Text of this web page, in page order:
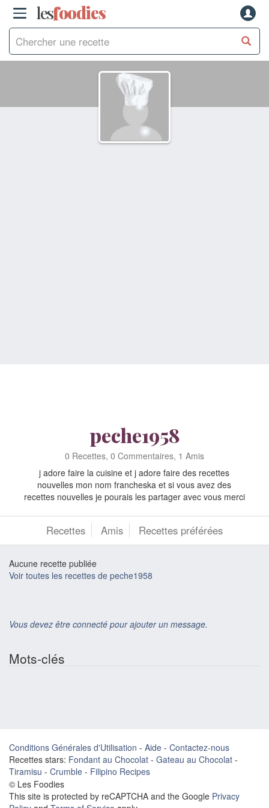
lesfoodies
peche1958
0 Recettes, 0 Commentaires, 1 Amis
j adore faire la cuisine et j adore faire des recettes
nouvelles mon nom francheska et si vous avez des
recettes nouvelles je pourais les partager avec vous merci
Recettes Amis Recettes préférées
Aucune recette publiée
Voir toutes les recettes de peche1958
Vous devez être connecté pour ajouter un message.
Mots-clés
Conditions Générales d'Utilisation - Aide - Contactez-nous
Recettes stars: Fondant au Chocolat - Gateau au Chocolat -
Tiramisu - Crumble - Filipino Recipes
© Les Foodies
This site is protected by reCAPTCHA and the Google Privacy